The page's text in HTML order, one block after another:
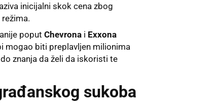
inicijalni skok cena zbog
poput Chevrona i Exxona
mogao biti preplavljen milionima
znanja da želi da iskoristi te
sukoba